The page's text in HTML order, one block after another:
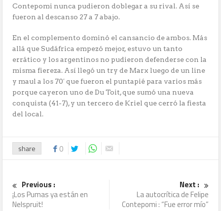
Contepomi nunca pudieron doblegar a su rival. Así se
fueron al descanso 27 a 7 abajo.
En el complemento dominó el cansancio de ambos. Más
allá que Sudáfrica empezó mejor, estuvo un tanto
errático y los argentinos no pudieron defenderse con la
misma fiereza. Así llegó un try de Marx luego de un line
y maul a los 70′ que fueron el puntapié para varios más
porque cayeron uno de Du Toit, que sumó una nueva
conquista (41-7), y un tercero de Kriel que cerró la fiesta
del local.
share 0
Previous :
¡Los Pumas ya están en
Nelspruit!
Next :
La autocrítica de Felipe
Contepomi : “Fue error mío”